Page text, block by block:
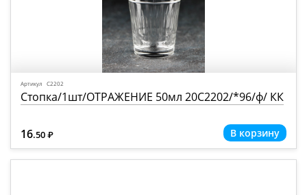
Артикул С2202
Стопка/1шт/ОТРАЖЕНИЕ 50мл 20С2202/*96/ф/ КК
16.50 Р
=